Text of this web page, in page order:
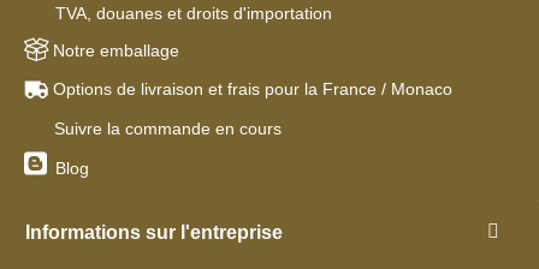
TVA, douanes et droits d'importation
Notre emballage
Options de livraison et frais pour la France / Monaco
Suivre la commande en cours
Blog
Informations sur l'entreprise